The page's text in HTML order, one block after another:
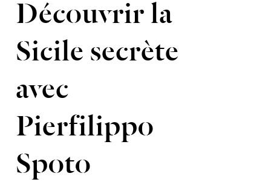
Découvrir la
Sicile secrète
avec
Pierfilippo
Spoto